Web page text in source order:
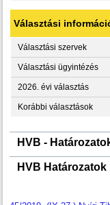
Választási
Választási szervek
Választási ügyintézés
2026. évi választás
Korábbi választások
HVB -
HVB Határozatok